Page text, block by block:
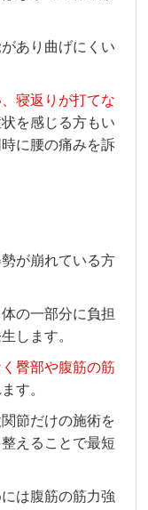
あり曲げにくい
寝返りが打てな
を感じる方もい
に腰の痛みを訴
が崩れている方
の一部分に負担
します。
臀部や腹筋の筋
す。
節だけの施術を
えることで最短
は腹筋の筋力強